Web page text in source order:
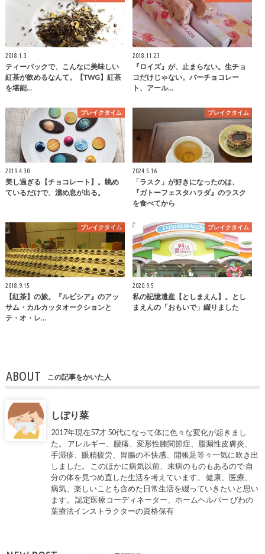
2018.1.3
ティーパックで、こんなに美味しい
紅茶が飲めるなんて。【TWG】紅茶
を堪能…
2018.11.23
『ロイズ』が、止まらない。生チョ
コだけじゃない。バーチョコレー
ト、アール…
ブレイクタイム
2019.4.30
美し過ぎる【チョコレート】。眺め
ているだけで、溜め息が出る。
ブレイクタイム
2024.5.16
「ラスク」が好きになったのは、
『ガトーフェスタハラダ』のラスク
を食べてから
ブレイクタイム
2018.9.15
【紅茶】の旅。『ルピシア』のアッ
サム・カルカッタオークションと
テ・オ・レ…
ブレイクタイム
2020.9.5
私の記憶遺産【としまえん】。とし
まえんの「おもいで」綴りました
ABOUT この記事をかいた人
しぼり菜
2017年現在57才 50代になって体に色々な変化が起きまし
た。 アレルギー、腰痛、変形性膝関節症、脂漏性皮膚炎、
手湿疹、眼精疲労、胃腸の不快感、開帳足等々一気に吹き出
しました。 このほかに病気以前、未病のものもあるので 自
分の体を見つめ直した生活を考えています。 健康、医療、
病気、楽しいことも含めた日常生活を綴っていきたいと思い
ます。 認定医療コーディネーター、ホームヘルパー びわの
葉療法インストラクターの資格保有